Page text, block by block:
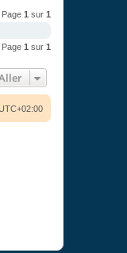
Page 1 sur 1
Page 1 sur 1